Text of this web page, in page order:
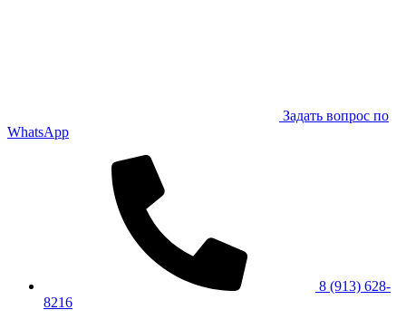
Задать вопрос по
WhatsApp
8 (913) 628-
8216